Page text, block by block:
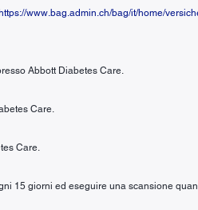
https://www.bag.admin.ch/bag/it/home/
Abbott Diabetes Care.
Care.
Care.
15 giorni ed eseguire una scansione